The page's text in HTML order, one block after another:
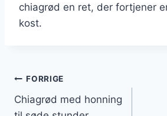
chiagrød en ret, der fortjener
kost.
Indlægsnavigation
FORRIGE
Chiagrød med honning